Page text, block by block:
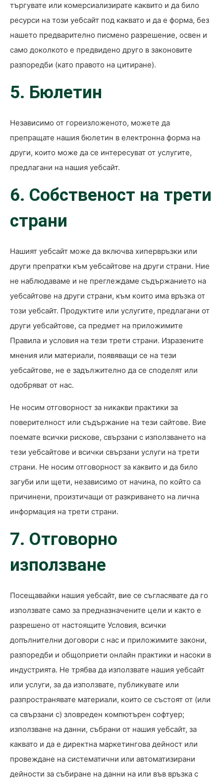
търгувате или комерсиализирате каквито и да било
ресурси на този уебсайт под каквато и да е форма, без
нашето предварително писмено разрешение, освен и
само доколкото е предвидено друго в законовите
разпоредби (като правото на цитиране).
5. Бюлетин
Независимо от гореизложеното, можете да
препращате нашия бюлетин в електронна форма на
други, които може да се интересуват от услугите,
предлагани на нашия уебсайт.
6. Собственост на трети
страни
Нашият уебсайт може да включва хипервръзки или
други препратки към уебсайтове на други страни. Ние
не наблюдаваме и не преглеждаме съдържанието на
уебсайтове на други страни, към които има връзка от
този уебсайт. Продуктите или услугите, предлагани от
други уебсайтове, са предмет на приложимите
Правила и условия на тези трети страни. Изразените
мнения или материали, появяващи се на тези
уебсайтове, не е задължително да се споделят или
одобряват от нас.
Не носим отговорност за никакви практики за
поверителност или съдържание на тези сайтове. Вие
поемате всички рискове, свързани с използването на
тези уебсайтове и всички свързани услуги на трети
страни. Не носим отговорност за каквито и да било
загуби или щети, независимо от начина, по който са
причинени, произтичащи от разкриването на лична
информация на трети страни.
7. Отговорно
използване
Посещавайки нашия уебсайт, вие се съгласявате да го
използвате само за предназначените цели и както е
разрешено от настоящите Условия, всички
допълнителни договори с нас и приложимите закони,
разпоредби и общоприети онлайн практики и насоки в
индустрията. Не трябва да използвате нашия уебсайт
или услуги, за да използвате, публикувате или
разпространявате материали, които се състоят от (или
са свързани с) зловреден компютърен софтуер;
използване на данни, събрани от нашия уебсайт, за
каквато и да е директна маркетингова дейност или
провеждане на систематични или автоматизирани
дейности за събиране на данни на или във връзка с